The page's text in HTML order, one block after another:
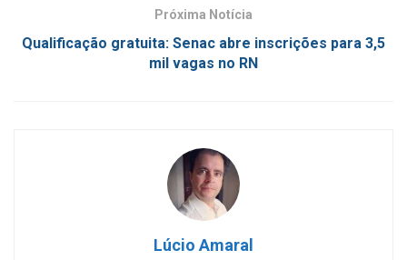
Próxima Notícia
Qualificação gratuita: Senac abre inscrições para 3,5
mil vagas no RN
Lúcio Amaral